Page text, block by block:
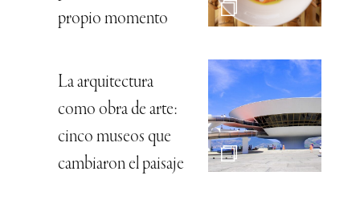
propio momento
La arquitectura
como obra de arte:
cinco museos que
cambiaron el paisaje